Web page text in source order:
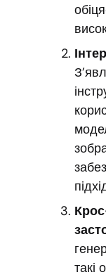
такі